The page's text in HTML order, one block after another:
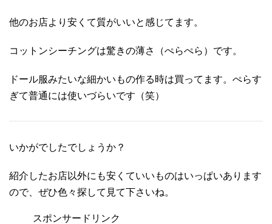
他のお店より安くて質がいいと感じてます。
コットンシーチングは驚きの薄さ（ぺらぺら）です。
ドール服みたいな細かいもの作る時は買ってます。ぺらす
ぎて普通には使いづらいです（笑）
いかがでしたでしょうか？
紹介したお店以外にも安くていいものはいっぱいあります
ので、ぜひ色々探して見て下さいね。
スポンサードリンク